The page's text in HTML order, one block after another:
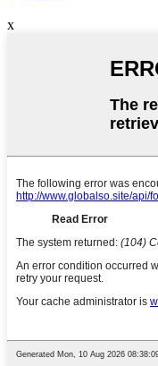
x